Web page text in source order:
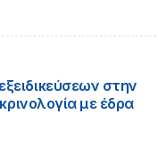
στην
με έδρα